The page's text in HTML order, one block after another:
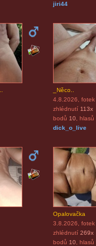
jiri44
_Něco..
4.8.2026 , fotek
zhlédnutí 113x
bodů 10, hlasů
dick_o_live
Opalovačka
3.8.2026 , fotek
zhlédnutí 269x
bodů 10, hlasů